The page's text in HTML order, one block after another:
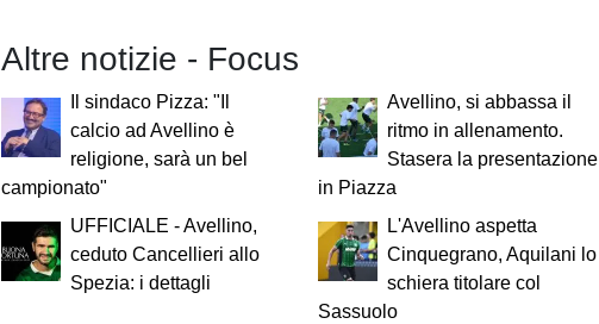
Altre notizie - Focus
Il sindaco Pizza: "Il
calcio ad Avellino è
religione, sarà un bel
campionato"
Avellino, si abbassa il
ritmo in allenamento.
Stasera la presentazione
in Piazza
UFFICIALE - Avellino,
ceduto Cancellieri allo
Spezia: i dettagli
L'Avellino aspetta
Cinquegrano, Aquilani lo
schiera titolare col
Sassuolo